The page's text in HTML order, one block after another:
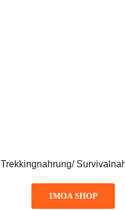
Trekkingnahrung/
1MOA SHOP